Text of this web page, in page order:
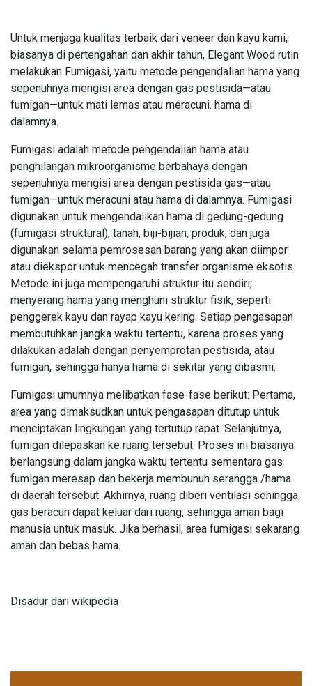
Untuk menjaga kualitas terbaik dari veneer dan kayu kami,
biasanya di pertengahan dan akhir tahun, Elegant Wood rutin
melakukan Fumigasi, yaitu metode pengendalian hama yang
sepenuhnya mengisi area dengan gas pestisida—atau
fumigan—untuk mati lemas atau meracuni. hama di
dalamnya.
Fumigasi adalah metode pengendalian hama atau
penghilangan mikroorganisme berbahaya dengan
sepenuhnya mengisi area dengan pestisida gas—atau
fumigan—untuk meracuni atau hama di dalamnya. Fumigasi
digunakan untuk mengendalikan hama di gedung-gedung
(fumigasi struktural), tanah, biji-bijian, produk, dan juga
digunakan selama pemrosesan barang yang akan diimpor
atau diekspor untuk mencegah transfer organisme eksotis.
Metode ini juga mempengaruhi struktur itu sendiri;
menyerang hama yang menghuni struktur fisik, seperti
penggerek kayu dan rayap kayu kering. Setiap pengasapan
membutuhkan jangka waktu tertentu, karena proses yang
dilakukan adalah dengan penyemprotan pestisida, atau
fumigan, sehingga hanya hama di sekitar yang dibasmi.
Fumigasi umumnya melibatkan fase-fase berikut: Pertama,
area yang dimaksudkan untuk pengasapan ditutup untuk
menciptakan lingkungan yang tertutup rapat. Selanjutnya,
fumigan dilepaskan ke ruang tersebut. Proses ini biasanya
berlangsung dalam jangka waktu tertentu sementara gas
fumigan meresap dan bekerja membunuh serangga /hama
di daerah tersebut. Akhirnya, ruang diberi ventilasi sehingga
gas beracun dapat keluar dari ruang, sehingga aman bagi
manusia untuk masuk. Jika berhasil, area fumigasi sekarang
aman dan bebas hama.
Disadur dari wikipedia